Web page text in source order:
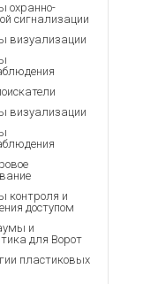
охранно-
сигнализации
визуализации
визуализации
контроля и
доступом
и
для Ворот
пластиковых